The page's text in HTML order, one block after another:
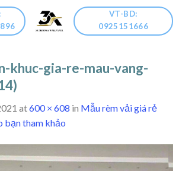
VT-BD:
0925151666
khuc-gia-re-mau-vang-
at600 × 608 in Mẫu rèm vải giá rẻ
bạn tham khảo